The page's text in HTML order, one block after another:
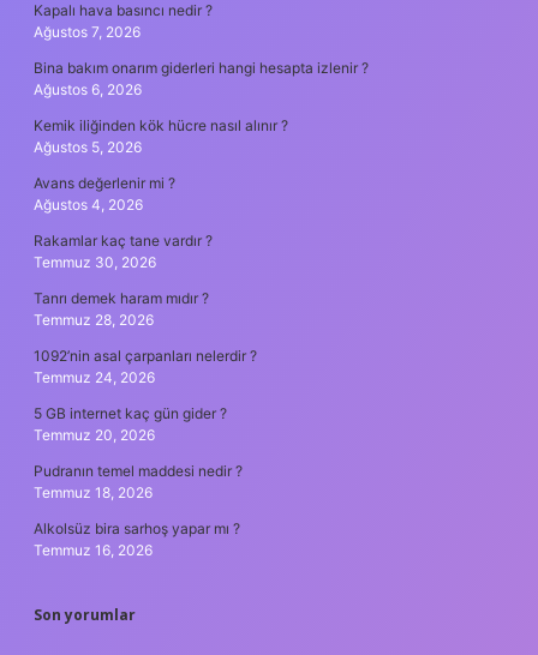
Kapalı hava basıncı nedir ?
Ağustos 7, 2026
Bina bakım onarım giderleri hangi hesapta izlenir ?
Ağustos 6, 2026
Kemik iliğinden kök hücre nasıl alınır ?
Ağustos 5, 2026
Avans değerlenir mi ?
Ağustos 4, 2026
Rakamlar kaç tane vardır ?
Temmuz 30, 2026
Tanrı demek haram mıdır ?
Temmuz 28, 2026
1092’nin asal çarpanları nelerdir ?
Temmuz 24, 2026
5 GB internet kaç gün gider ?
Temmuz 20, 2026
Pudranın temel maddesi nedir ?
Temmuz 18, 2026
Alkolsüz bira sarhoş yapar mı ?
Temmuz 16, 2026
Son yorumlar